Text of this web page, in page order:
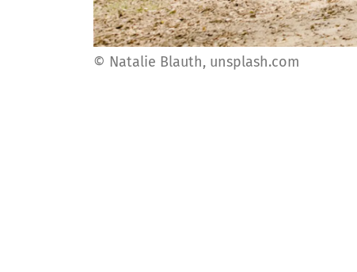
© Natalie Blauth, unsplash.com